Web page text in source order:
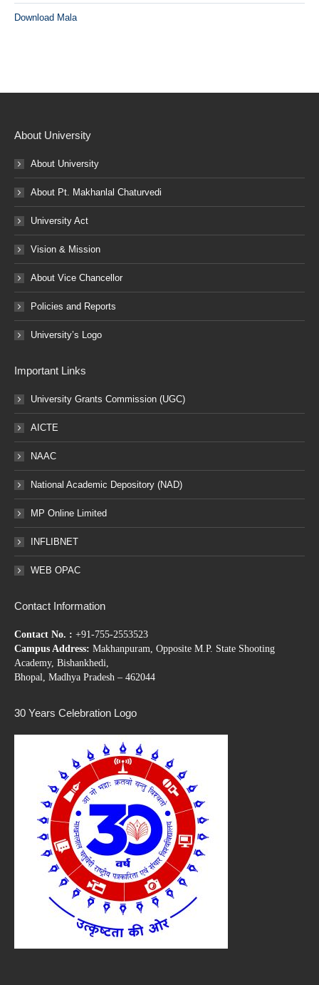
Download Mala
About University
About University
About Pt. Makhanlal Chaturvedi
University Act
Vision & Mission
About Vice Chancellor
Policies and Reports
University’s Logo
Important Links
University Grants Commission (UGC)
AICTE
NAAC
National Academic Depository (NAD)
MP Online Limited
INFLIBNET
WEB OPAC
Contact Information
Contact No. : +91-755-2553523
Campus Address: Makhanpuram, Opposite M.P. State Shooting
Academy, Bishankhedi,
Bhopal, Madhya Pradesh – 462044
30 Years Celebration Logo